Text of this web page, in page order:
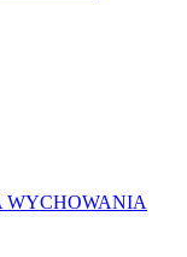
WYCHOWANIA